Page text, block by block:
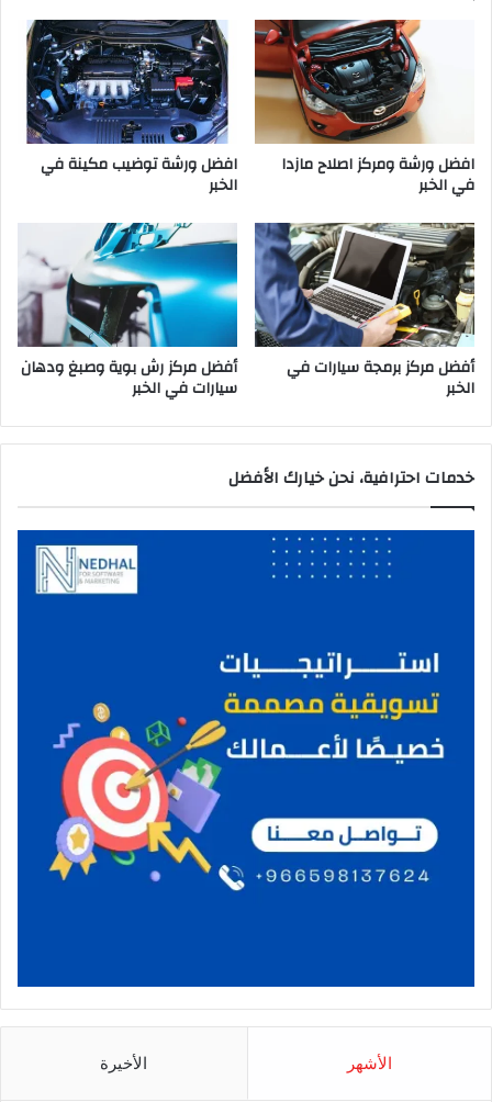
افضل ورشة ومركز اصلاح مازدا
في الخبر
افضل ورشة توضيب مكينة في
الخبر
أفضل مركز برمجة سيارات في
الخبر
أفضل مركز رش بوية وصبغ ودهان
سيارات في الخبر
خدمات احترافية، نحن خيارك الأفضل
الأشهر الأخيرة